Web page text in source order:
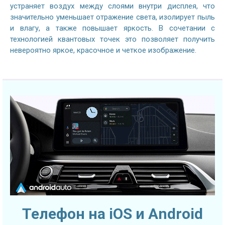
устраняет воздух между слоями внутри дисплея, что
значительно уменьшает отражение света, изолирует пыль
и влагу, а также повышает яркость. В сочетании с
технологией квантовых точек это позволяет получить
невероятно яркое, красочное и четкое изображение.
Телефон на iOS и Android